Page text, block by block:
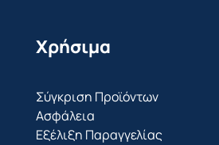
Χρήσιμα
Σύγκριση Προϊόντων
Ασφάλεια
Εξέλιξη Παραγγελίας